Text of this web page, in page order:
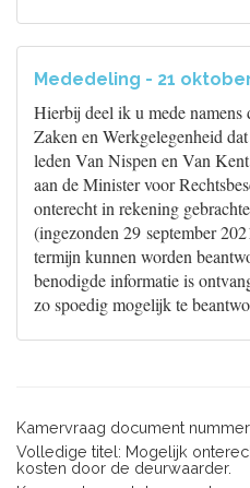
Mededeling - 21
Hierbij deel ik u mede namens
Zaken en Werkgelegenheid
leden Van Nispen en Van
aan de Minister voor
onterecht in rekening
(ingezonden 29 september
termijn kunnen worden
benodigde informatie is
zo spoedig mogelijk te
Kamervraag document
Volledige titel: Mogelijk
kosten door de deurwaarder.